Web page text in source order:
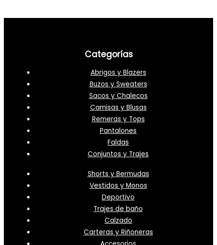
Categorías
Abrigos y Blazers
Buzos y Sweaters
Sacos y Chalecos
Camisas y Blusas
Remeras y Tops
Pantalones
Faldas
Conjuntos y Trajes
Shorts y Bermudas
Vestidos y Monos
Deportivo
Trajes de baño
Calzado
Carteras y Riñoneras